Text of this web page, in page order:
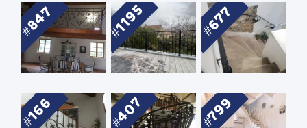
847 1195 677
166 407 799